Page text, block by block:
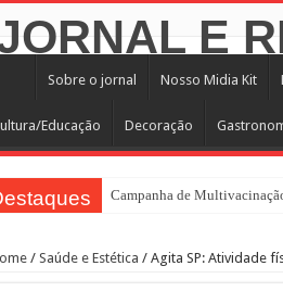
Sobre o jornal Nosso Midia Kit
Educação Decoração
Campanha de
Pedal de Ativação da Trilha
/ Saúde e Estética / Agita SP: Atividade